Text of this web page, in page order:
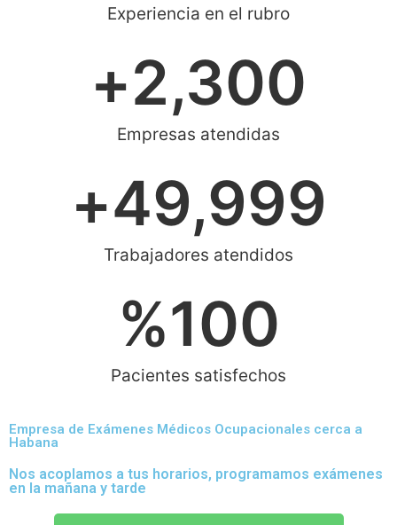
Experiencia en el rubro
Empresas atendidas
+2,300
Trabajadores atendidos
+49,999
Pacientes satisfechos
%100
Empresa de Exámenes Médicos Ocupacionales cerca a
Habana
Nos acoplamos a tus horarios, programamos exámenes
en la mañana y tarde